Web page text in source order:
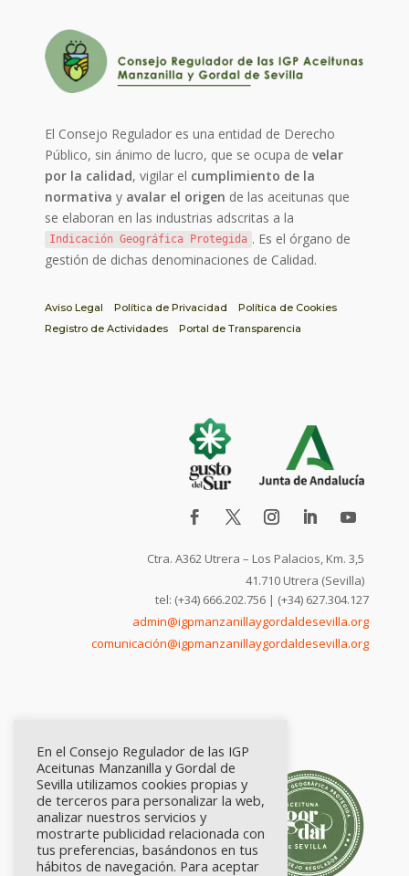
El Consejo Regulador es una entidad de Derecho
Público, sin ánimo de lucro, que se ocupa develar
por la calidad, vigilar el cumplimiento de la
normativa y avalar el origen de las aceitunas que
se elaboran en las industrias adscritas a la
Indicación Geográfica Protegida . Es el órgano de
gestión de dichas denominaciones de Calidad.
Aviso Legal Política de Privacidad
Política de Cookies
Registro de Actividades
Portal de Transparencia
Ctra. A362 Utrera – Los Palacios, Km. 3,5
41.710 Utrera (Sevilla)
tel: (+34) 666.202.756 | (+34) 627.304.127
admin@igpmanzanillaygordaldesevilla.org
comunicación@igpmanzanillaygordaldesevilla.org
En el Consejo Regulador de las IGP
Aceitunas Manzanilla y Gordal de
Sevilla utilizamos cookies propias y
de terceros para personalizar la web,
analizar nuestros servicios y
mostrarte publicidad relacionada con
tus preferencias, basándonos en tus
hábitos de navegación. Para aceptar